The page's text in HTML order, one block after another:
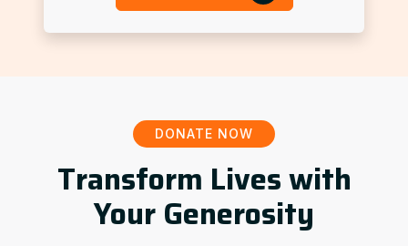
DONATE NOW
Transform Lives with
Your Generosity